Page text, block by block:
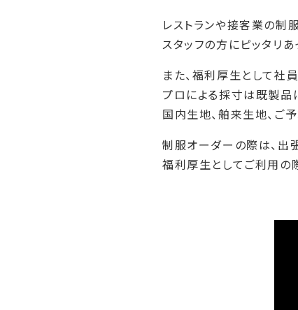
レストランや接客業の制
スタッフの方にピッタリ
また、福利厚生として社
プロによる採寸は既製品
国内生地、舶来生地、ご
制服オーダーの際は、出
福利厚生としてご利用の